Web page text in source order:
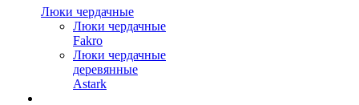
Люки чердачные
Люки чердачные
Fakro
Люки чердачные
деревянные
Astark